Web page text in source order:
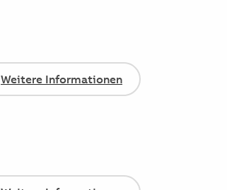
Weitere Informationen